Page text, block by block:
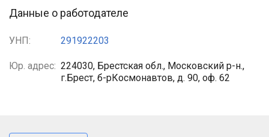
Данные о работодателе
УНП: 291922203
Юр. адрес: 224030, Брестская обл., Московский р-н.,
г.Брест, б-рКосмонавтов, д. 90, оф. 62